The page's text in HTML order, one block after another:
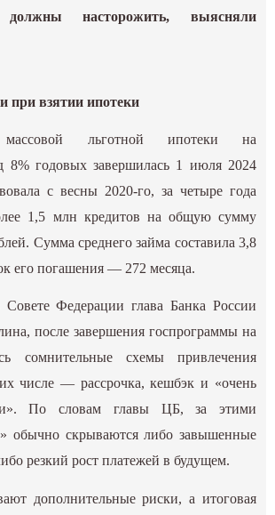
должны насторожить, выясняли
при взятии ипотеки
массовой льготной ипотеки на
8% годовых завершилась 1 июля 2024
с весны 2020-го, за четыре года
1,5 млн кредитов на общую сумму
Сумма среднего займа составила 3,8
его погашения — 272 месяца.
Федерации глава Банка России
после завершения госпрограммы на
сомнительные схемы привлечения
числе — рассрочка, кешбэк и «очень
По словам главы ЦБ, за этими
обычно скрываются либо завышенные
резкий рост платежей в будущем.
дополнительные риски, а итоговая